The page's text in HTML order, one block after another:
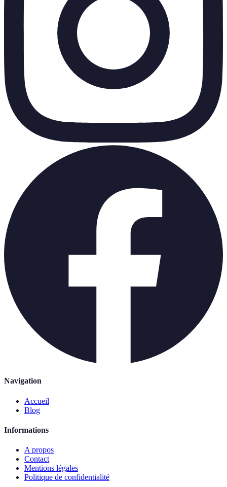
Navigation
Accueil
Blog
Informations
A propos
Contact
Mentions légales
Politique de confidentialité